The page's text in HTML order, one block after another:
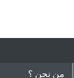
من نحن ؟